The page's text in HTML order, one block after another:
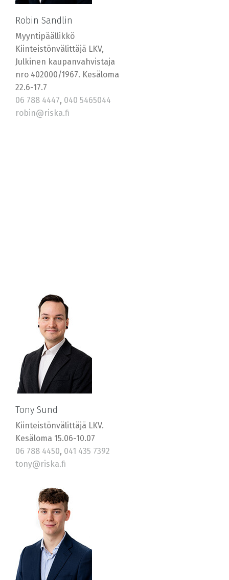
Robin Sandlin
Myyntipäällikkö
Kiinteistönvälittäjä LKV,
Julkinen kaupanvahvistaja
nro 402000/1967. Kesäloma
22.6-17.7
06 788 4447, 040 5465044
robin@riska.fi
Tony Sund
Kiinteistönvälittäjä LKV.
Kesäloma 15.06-10.07
06 788 4450, 041 435 7392
tony@riska.fi